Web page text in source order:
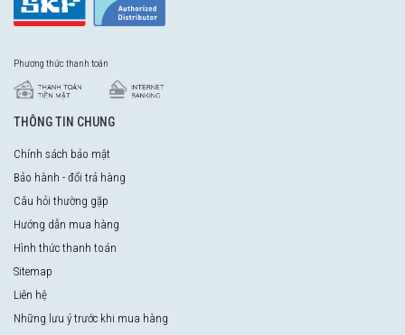
Phương thức thanh toán
THÔNG TIN CHUNG
Chính sách bảo mật
Bảo hành - đổi trả hàng
Câu hỏi thường gặp
Hướng dẫn mua hàng
Hình thức thanh toán
Sitemap
Liên hệ
Những lưu ý trước khi mua hàng